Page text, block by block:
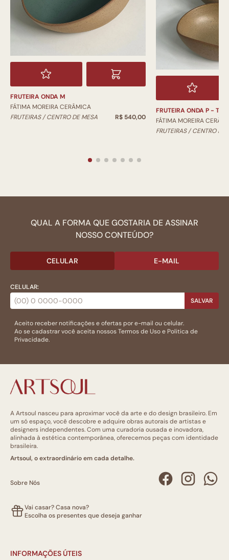
FRUTEIRA ONDA M
FÁTIMA MOREIRA CERÂMICA
FRUTEIRAS / CENTRO DE MESA
R$ 540,00
FRUTEIRA ONDA P -
FÁTIMA MOREIRA
FRUTEIRAS / CENTRO DE
QUAL A FORMA QUE GOSTARIA DE ASSINAR
NOSSO CONTEÚDO?
CELULAR E-MAIL
CELULAR:
SALVAR
Aceito receber notificações e ofertas por e-mail ou celular.
Ao se cadastrar você aceita nossosTermos de Usoe Politica de
Privacidade.
A Artsoul nasceu para aproximar você da arte e do design brasileiro. Em
um só espaço, você descobre e adquire obras autorais de artistas e
designers independentes. Com uma curadoria ousada e inovadora,
alinhada à estética contemporânea, oferecemos peças com identidade
brasileira.
Artsoul, o extraordinário em cada detalhe.
Sobre Nós
Vai casar? Casa nova?
Escolha os presentes que deseja ganhar
INFORMAÇÕES ÚTEIS